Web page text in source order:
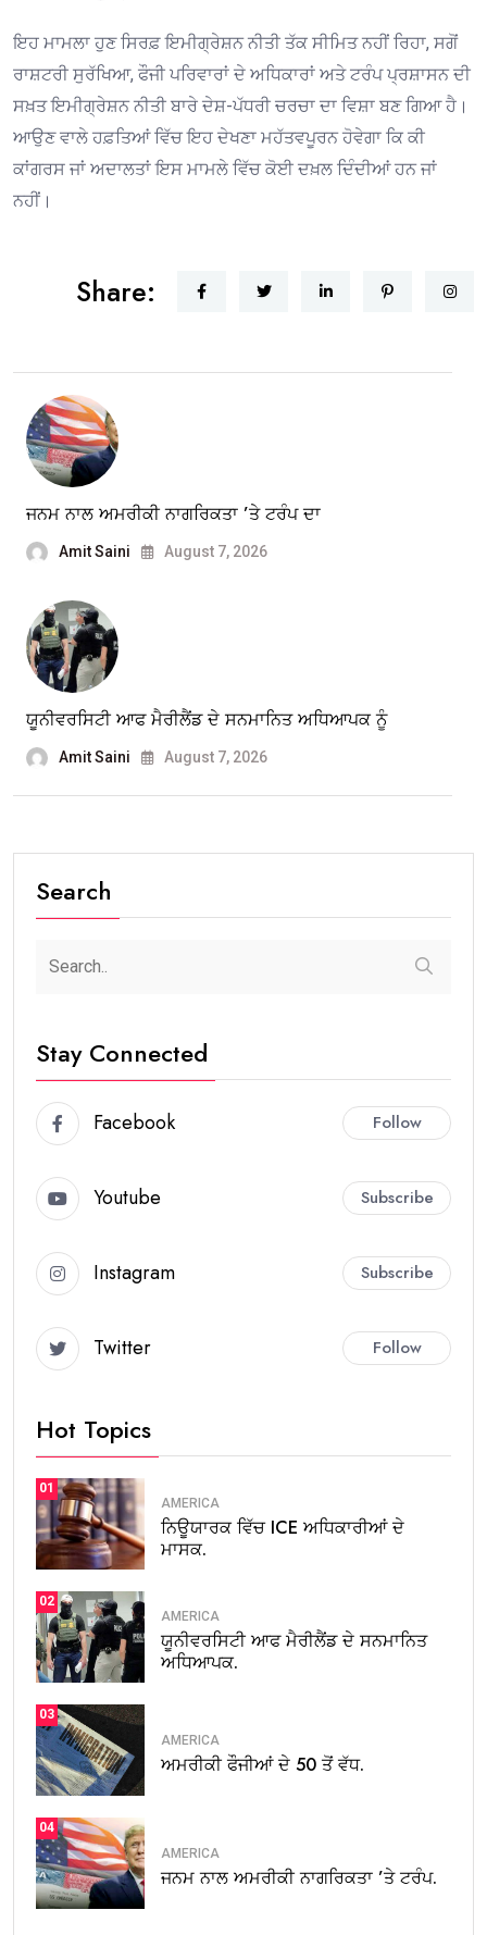
ਇਹ ਮਾਮਲਾ ਹੁਣ ਸਿਰਫ਼ ਇਮੀਗ੍ਰੇਸ਼ਨ ਨੀਤੀ ਤੱਕ ਸੀਮਿਤ ਨਹੀਂ ਰਿਹਾ, ਸਗੋਂ
ਰਾਸ਼ਟਰੀ ਸੁਰੱਖਿਆ, ਫੌਜੀ ਪਰਿਵਾਰਾਂ ਦੇ ਅਧਿਕਾਰਾਂ ਅਤੇ ਟਰੰਪ ਪ੍ਰਸ਼ਾਸਨ ਦੀ
ਸਖ਼ਤ ਇਮੀਗ੍ਰੇਸ਼ਨ ਨੀਤੀ ਬਾਰੇ ਦੇਸ਼-ਪੱਧਰੀ ਚਰਚਾ ਦਾ ਵਿਸ਼ਾ ਬਣ ਗਿਆ ਹੈ।
ਆਉਣ ਵਾਲੇ ਹਫ਼ਤਿਆਂ ਵਿੱਚ ਇਹ ਦੇਖਣਾ ਮਹੱਤਵਪੂਰਨ ਹੋਵੇਗਾ ਕਿ ਕੀ
ਕਾਂਗਰਸ ਜਾਂ ਅਦਾਲਤਾਂ ਇਸ ਮਾਮਲੇ ਵਿੱਚ ਕੋਈ ਦਖ਼ਲ ਦਿੰਦੀਆਂ ਹਨ ਜਾਂ
ਨਹੀਂ।
Share:
ਜਨਮ ਨਾਲ ਅਮਰੀਕੀ ਨਾਗਰਿਕਤਾ ’ਤੇ ਟਰੰਪ ਦਾ
Amit Saini August 7, 2026
ਯੂਨੀਵਰਸਿਟੀ ਆਫ ਮੈਰੀਲੈਂਡ ਦੇ ਸਨਮਾਨਿਤ ਅਧਿਆਪਕ ਨੂੰ
Amit Saini August 7, 2026
Search
Stay Connected
Facebook Follow
Youtube Subscribe
Instagram Subscribe
Twitter Follow
Hot Topics
01
AMERICA
ਨਿਊਯਾਰਕ ਵਿੱਚ ICE ਅਧਿਕਾਰੀਆਂ ਦੇ
ਮਾਸਕ.
02
AMERICA
ਯੂਨੀਵਰਸਿਟੀ ਆਫ ਮੈਰੀਲੈਂਡ ਦੇ ਸਨਮਾਨਿਤ
ਅਧਿਆਪਕ.
03
AMERICA
ਅਮਰੀਕੀ ਫੌਜੀਆਂ ਦੇ 50 ਤੋਂ ਵੱਧ.
04
AMERICA
ਜਨਮ ਨਾਲ ਅਮਰੀਕੀ ਨਾਗਰਿਕਤਾ ’ਤੇ ਟਰੰਪ.